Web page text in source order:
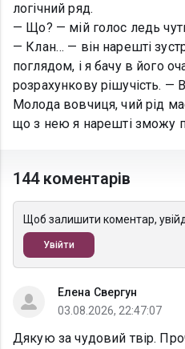
логічний ряд.
— Що? — мій голос ледь
— Клан… — він нарешті
поглядом, і я бачу в його
розрахункову рішучість. —
Молода вовчиця, чий рід
що з нею я нарешті зможу
144 коментарів
Щоб залишити коментар,
Увійти
Елена Свергун
03.08.2026, 22:47:07
Дякую за чудовий твір.